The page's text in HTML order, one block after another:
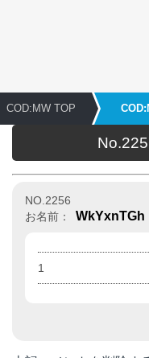
COD:MW TOP
NO.2256
お名前：
WkYxnTGh
1